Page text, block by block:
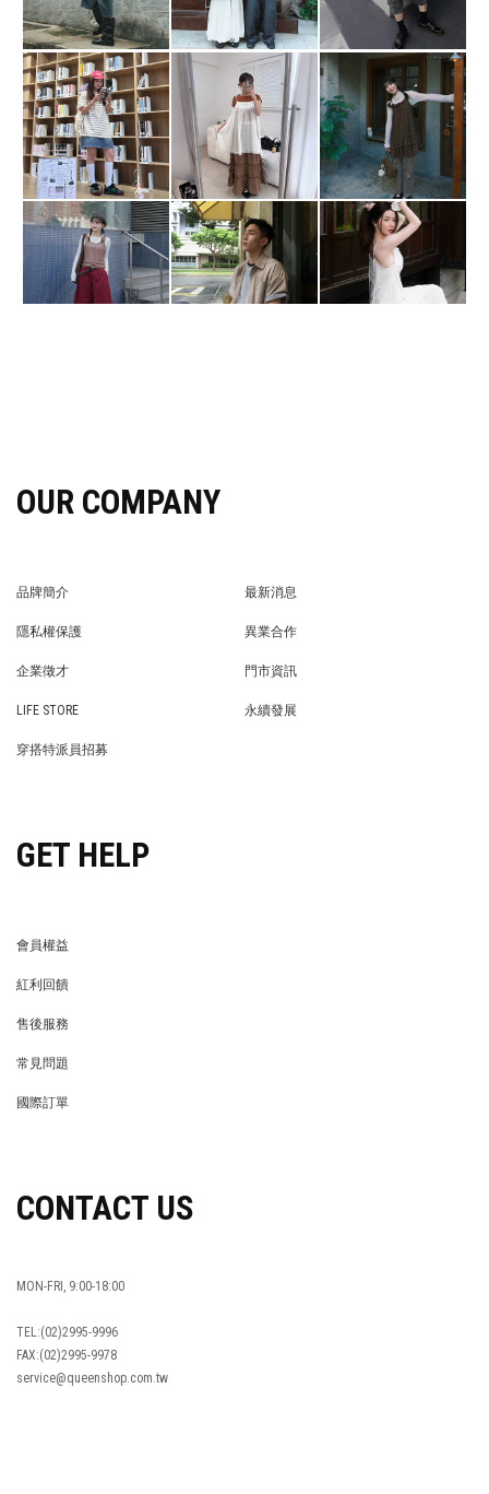
OUR COMPANY
品牌簡介
最新消息
隱私權保護
異業合作
企業徵才
門市資訊
LIFE STORE
永續發展
穿搭特派員招募
GET HELP
會員權益
紅利回饋
售後服務
常見問題
國際訂單
CONTACT US
MON-FRI, 9:00-18:00
TEL:(02)2995-9996
FAX:(02)2995-9978
service@queenshop.com.tw